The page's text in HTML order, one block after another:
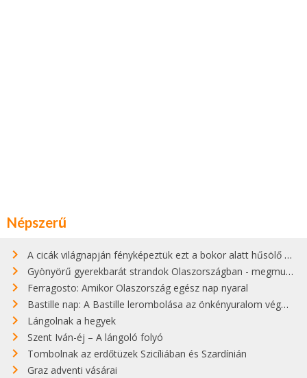
Népszerű
A cicák világnapján fényképeztük ezt a bokor alatt hűsölő cicát Kisorosziban
Gyönyörű gyerekbarát strandok Olaszországban - megmutatjuk a 15 legjobbat
Ferragosto: Amikor Olaszország egész nap nyaral
Bastille nap: A Bastille lerombolása az önkényuralom végét jelentette
Lángolnak a hegyek
Szent Iván-éj – A lángoló folyó
Tombolnak az erdőtüzek Szicíliában és Szardínián
Graz adventi vásárai